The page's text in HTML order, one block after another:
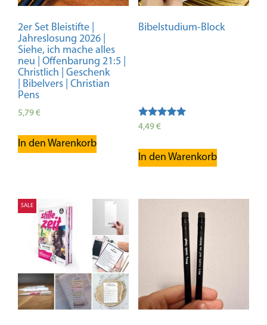
2er Set Bleistifte |
Jahreslosung 2026 |
Siehe, ich mache alles
neu | Offenbarung 21:5 |
Christlich | Geschenk
| Bibelvers | Christian
Pens
5,79€
In den Warenkorb
Bibelstudium-Block
Bewertet
von 5
4,49€
In den Warenkorb
SALE